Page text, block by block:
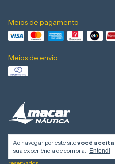
Ao navegar por este sitevocê aceita
sua experiência de compra.
Entendi
Meios de pagamento
Meios de envio
Copyright Macar Nautica -